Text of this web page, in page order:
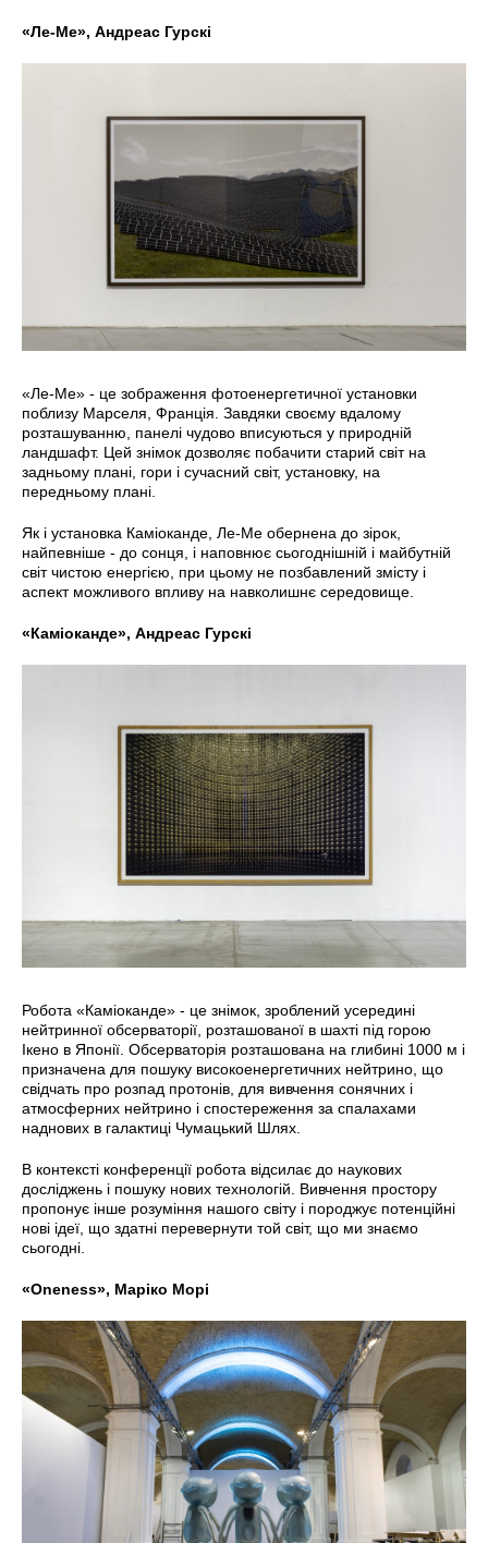
«Ле-Ме», Андреас Гурскі
«Ле-Ме» - це зображення фотоенергетичної установки
поблизу Марселя, Франція. Завдяки своєму вдалому
розташуванню, панелі чудово вписуються у природній
ландшафт. Цей знімок дозволяє побачити старий світ на
задньому плані, гори і сучасний світ, установку, на
передньому плані.
Як і установка Каміоканде, Ле-Ме обернена до зірок,
найпевніше - до сонця, і наповнює сьогоднішній і майбутній
світ чистою енергією, при цьому не позбавлений змісту і
аспект можливого впливу на навколишнє середовище.
«Каміоканде», Андреас Гурскі
Робота «Каміоканде» - це знімок, зроблений усередині
нейтринної обсерваторії, розташованої в шахті під горою
Ікено в Японії. Обсерваторія розташована на глибині 1000 м і
призначена для пошуку високоенергетичних нейтрино, що
свідчать про розпад протонів, для вивчення сонячних і
атмосферних нейтрино і спостереження за спалахами
наднових в галактиці Чумацький Шлях.
В контексті конференції робота відсилає до наукових
досліджень і пошуку нових технологій. Вивчення простору
пропонує інше розуміння нашого світу і породжує потенційні
нові ідеї, що здатні перевернути той світ, що ми знаємо
сьогодні.
«Oneness», Маріко Морі